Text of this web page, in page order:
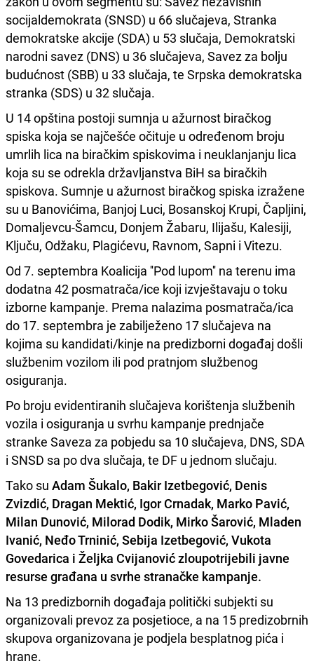
socijaldemokrata (SNSD) u 66 slučajeva, Stranka
demokratske akcije (SDA) u 53 slučaja, Demokratski
narodni savez (DNS) u 36 slučajeva, Savez za bolju
budućnost (SBB) u 33 slučaja, te Srpska demokratska
stranka (SDS) u 32 slučaja.
U 14 opština postoji sumnja u ažurnost biračkog
spiska koja se najčešće očituje u određenom broju
umrlih lica na biračkim spiskovima i neuklanjanju lica
koja su se odrekla državljanstva BiH sa biračkih
spiskova. Sumnje u ažurnost biračkog spiska izražene
su u Banovićima, Banjoj Luci, Bosanskoj Krupi, Čapljini,
Domaljevcu-Šamcu, Donjem Žabaru, Ilijašu, Kalesiji,
Ključu, Odžaku, Plagićevu, Ravnom, Sapni i Vitezu.
Od 7. septembra Koalicija ''Pod lupom'' na terenu ima
dodatna 42 posmatrača/ice koji izvještavaju o toku
izborne kampanje. Prema nalazima posmatrača/ica
do 17. septembra je zabilježeno 17 slučajeva na
kojima su kandidati/kinje na predizborni događaj došli
službenim vozilom ili pod pratnjom službenog
osiguranja.
Po broju evidentiranih slučajeva korištenja službenih
vozila i osiguranja u svrhu kampanje prednjače
stranke Saveza za pobjedu sa 10 slučajeva, DNS, SDA
i SNSD sa po dva slučaja, te DF u jednom slučaju.
Tako su Adam Šukalo, Bakir Izetbegović, Denis
Zvizdić, Dragan Mektić, Igor Crnadak, Marko Pavić,
Milan Dunović, Milorad Dodik, Mirko Šarović, Mladen
Ivanić, Neđo Trninić, Sebija Izetbegović, Vukota
Govedarica i Željka Cvijanović zloupotrijebili javne
resurse građana u svrhe stranačke kampanje.
Na 13 predizbornih događaja politički subjekti su
organizovali prevoz za posjetioce, a na 15 predizobrnih
skupova organizovana je podjela besplatnog pića i
hrane.